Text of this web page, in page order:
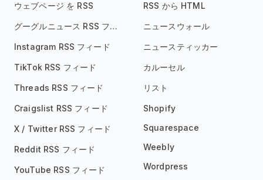
ウェブページ を RSS
グーグルニュース RSS フィード
Instagram RSS フィード
TikTok RSS フィード
Threads RSS フィード
Craigslist RSS フィード
X / Twitter RSS フィード
Reddit RSS フィード
YouTube RSS フィード
RSS から HTML
ニュースウォール
ニュースティッカー
カルーセル
リスト
Shopify
Squarespace
Weebly
Wordpress